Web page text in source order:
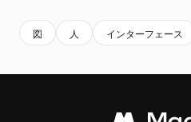
図 人 インターフェース